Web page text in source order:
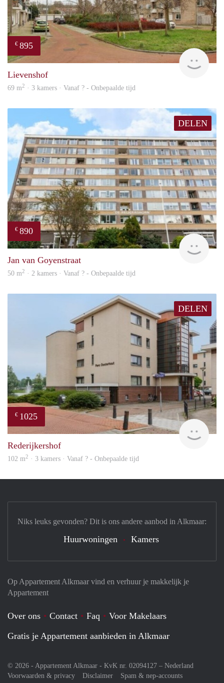
€ 895
rent
Lievenshof
69 m2 · 3 kamers · Vanaf ? - Onbepaalde tijd
DELEN
€ 890
Jan van Goyenstraat
50 m2 · 2 kamers · Vanaf ? - Onbepaalde tijd
DELEN
€ 1025
Rederijkershof
102 m2 · 3 kamers · Vanaf ? - Onbepaalde tijd
Op Appartement Alkmaar vind en verhuur je makkelijk je
Appartement
Over ons Contact Faq
Voor Makelaars
Gratis je Appartement aanbieden in Alkmaar
© 2026 - Appartement Alkmaar - KvK nr. 02094127 – Nederland
Voorwaarden & privacy
Disclaimer
Spam & nep-accounts
Niks leuks gevonden? Dit is ons andere aanbod in Alkmaar:
Huurwoningen Kamers